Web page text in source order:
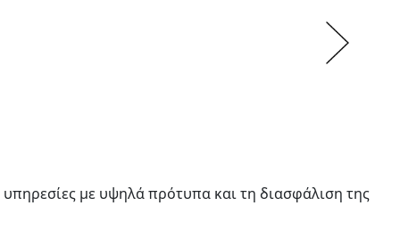
Next
με υψηλά πρότυπα και τη διασφάλιση της